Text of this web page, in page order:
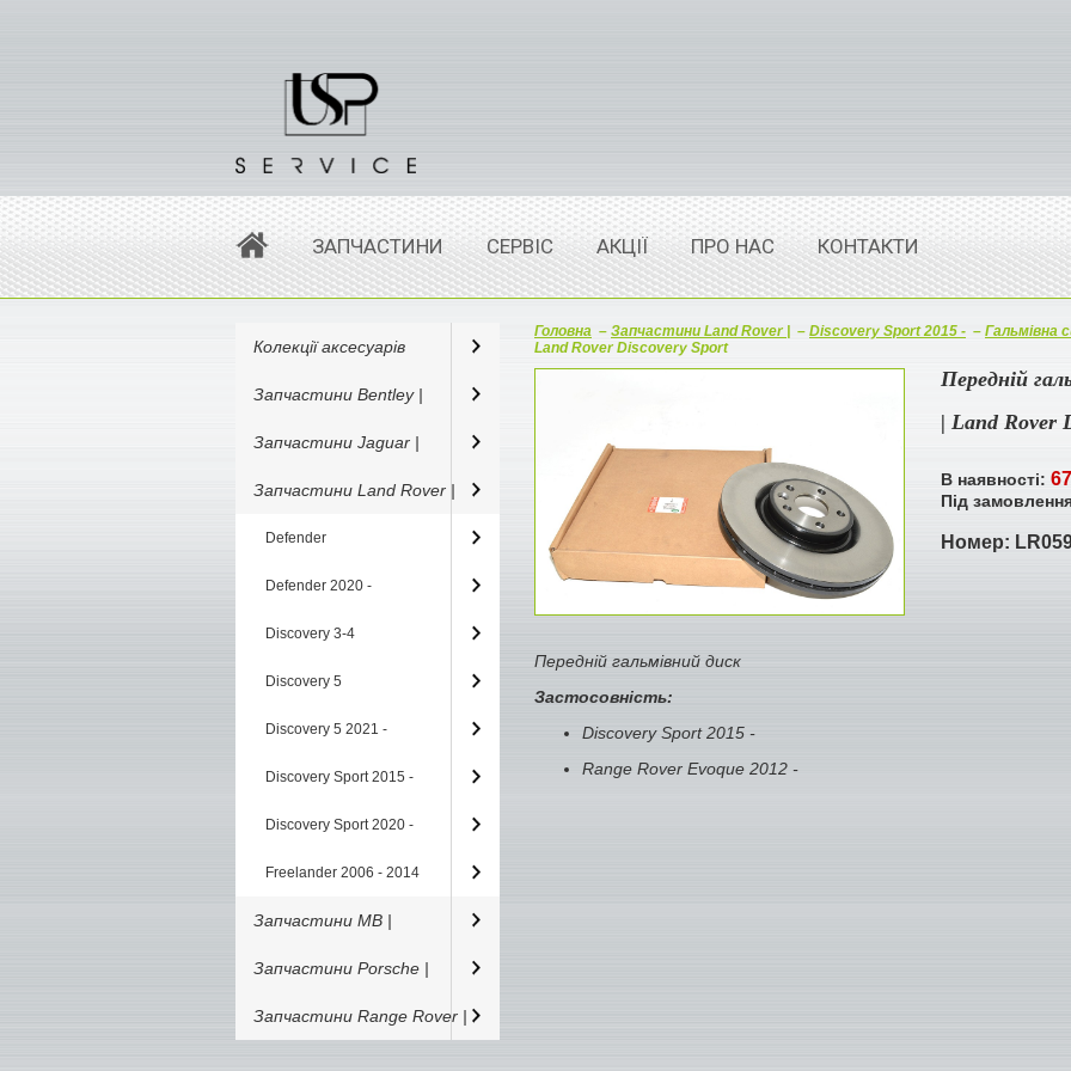
ЗАПЧАСТИНИ СЕРВІС АКЦІЇ ПРО НАС КОНТАКТИ
Колекції аксесуарів
Запчастини Bentley |
Запчастини Jaguar |
Запчастини Land Rover |
Defender
Defender 2020 -
Discovery 3-4
Discovery 5
Discovery 5 2021 -
Discovery Sport 2015 -
Discovery Sport 2020 -
Freelander 2006 - 2014
Запчастини MB |
Запчастини Porsche |
Запчастини Range Rover |
Головна – Запчастини Land Rover | – Discovery Sport 2015 - – Гальмівна
Land Rover Discovery Sport
Передній
| Land Rover
В наявності:
Під
Номер:
Передній гальмівний диск
Застосовність:
Discovery Sport 2015 -
Range Rover Evoque 2012 -